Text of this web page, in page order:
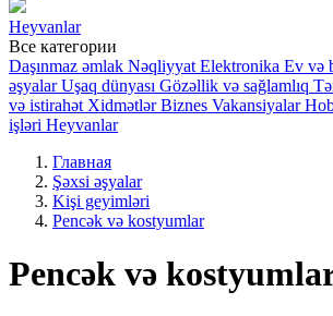
Heyvanlar
Все категории
Daşınmaz əmlak Nəqliyyat Elektronika Ev və
əşyalar Uşaq dünyası Gözəllik və sağlamlıq
və istirahət Xidmətlər Biznes Vakansiyalar
işləri Heyvanlar
Главная
Şəxsi əşyalar
Kişi geyimləri
Pencək və kostyumlar
Pencək və